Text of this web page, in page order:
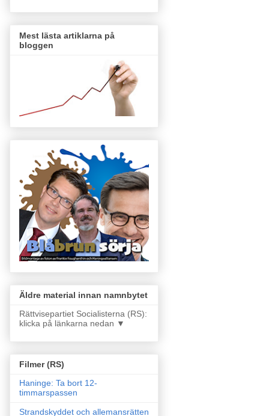
Mest lästa artiklarna på
bloggen
Äldre material innan namnbytet
Rättvisepartiet Socialisterna (RS):
klicka på länkarna nedan ▼
Filmer (RS)
Haninge: Ta bort 12-
timmarspassen
Strandskyddet och allemansrätten